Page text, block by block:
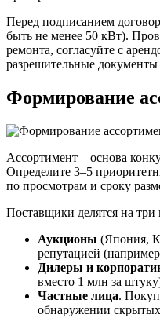
Перед подписанием
быть не менее 50 кВт).
ремонта, согласуйте с
разрешительные документы
Формирование
Ассортимент – основа
Определите 3–5
по просмотрам и сроку
Поставщики делятся на три
Аукционы (Япония,
репутацией
Дилеры и
вместо 1 млн за
Частные лица.
обнаружении